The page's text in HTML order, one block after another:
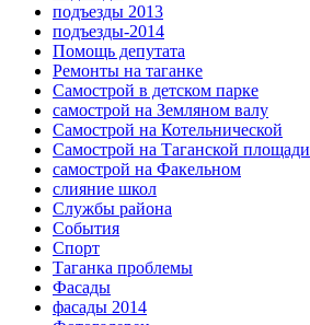
подъезды 2013
подъезды-2014
Помощь депутата
Ремонты на таганке
Самострой в детском парке
самострой на Земляном валу
Самострой на Котельнической
Самострой на Таганской площади
самострой на Факельном
слияние школ
Службы района
События
Спорт
Таганка проблемы
Фасады
фасады 2014